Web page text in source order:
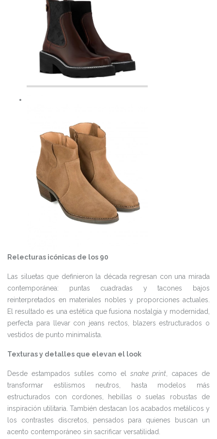
Relecturas icónicas de los 90
Las siluetas que definieron la década regresan con una mirada
contemporánea: puntas cuadradas y tacones bajos
reinterpretados en materiales nobles y proporciones actuales.
El resultado es una estética que fusiona nostalgia y modernidad,
perfecta para llevar con jeans rectos, blazers estructurados o
vestidos de punto minimalista.
Texturas y detalles que elevan el look
Desde estampados sutiles como el snake print, capaces de
transformar estilismos neutros, hasta modelos más
estructurados con cordones, hebillas o suelas robustas de
inspiración utilitaria. También destacan los acabados metálicos y
los contrastes discretos, pensados para quienes buscan un
acento contemporáneo sin sacrificar versatilidad.